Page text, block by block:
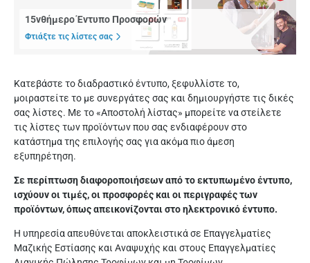
15νθήμερο Έντυπο Προσφορών
Φτιάξτε τις λίστες σας
Κατεβάστε το διαδραστικό έντυπο, ξεφυλλίστε το,
μοιραστείτε το με συνεργάτες σας και δημιουργήστε τις δικές
σας λίστες. Με το «Αποστολή λίστας» μπορείτε να στείλετε
τις λίστες των προϊόντων που σας ενδιαφέρουν στο
κατάστημα της επιλογής σας για ακόμα πιο άμεση
εξυπηρέτηση.
Σε περίπτωση διαφοροποιήσεων από το εκτυπωμένο έντυπο,
ισχύουν οι τιμές, οι προσφορές και οι περιγραφές των
προϊόντων, όπως απεικονίζονται στο ηλεκτρονικό έντυπο.
Η υπηρεσία απευθύνεται αποκλειστικά σε Επαγγελματίες
Μαζικής Εστίασης και Αναψυχής και στους Επαγγελματίες